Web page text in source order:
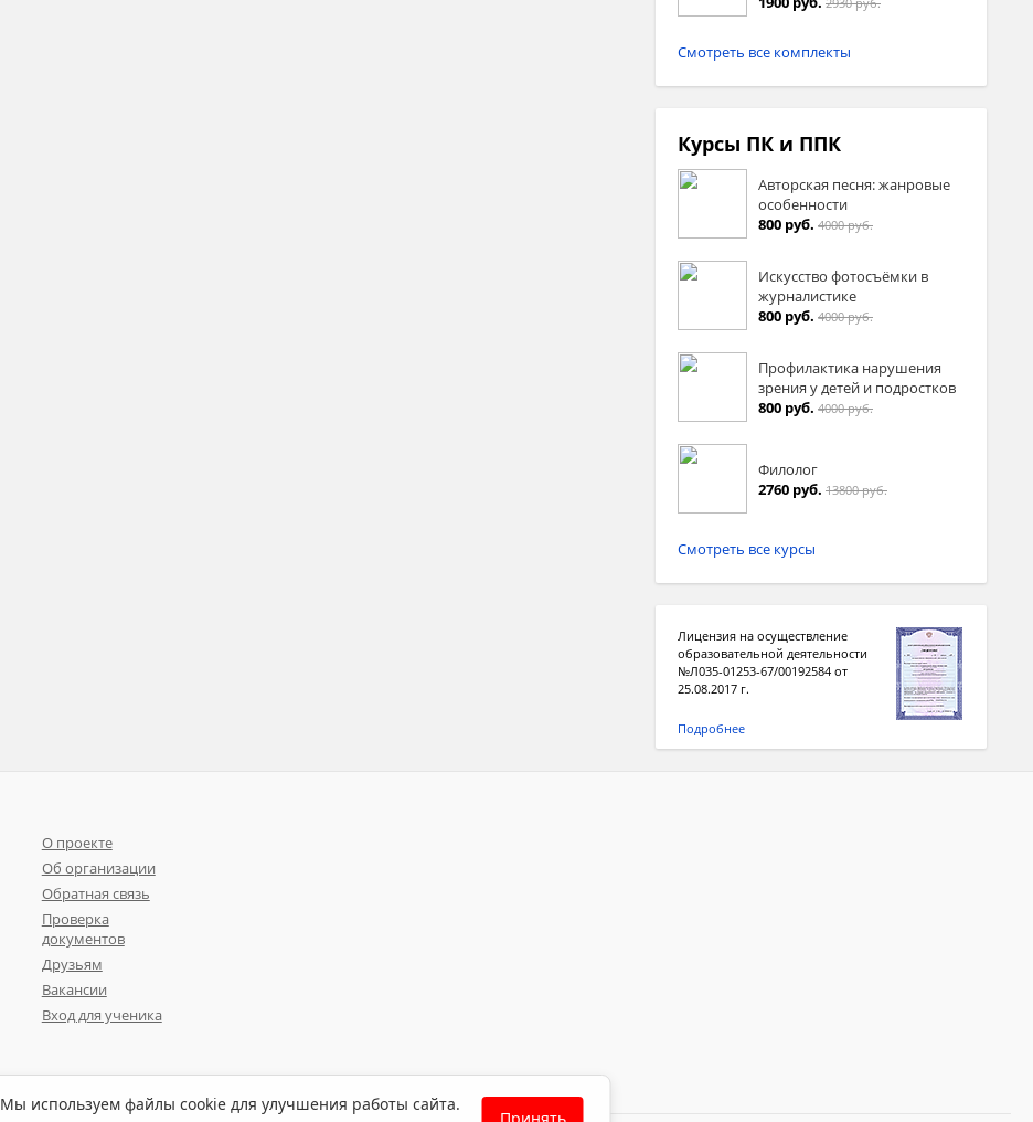
Смотреть все комплекты
Курсы ПК и ППК
Авторская песня: жанровые
особенности
800 руб. 4000 руб.
Искусство фотосъёмки в
журналистике
800 руб. 4000 руб.
Профилактика нарушения
зрения у детей и подростков
800 руб. 4000 руб.
Филолог
2760 руб. 13800 руб.
Смотреть все курсы
Лицензия на осуществление
образовательной деятельности
№Л035-01253-67/00192584 от
25.08.2017 г.
Подробнее
О проекте
Об организации
Обратная связь
Проверка
документов
Друзьям
Вакансии
Вход для ученика
Мы используем файлы cookie для улучшения работы сайта.